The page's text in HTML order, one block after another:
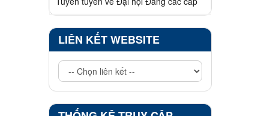
LIÊN KẾT WEBSITE